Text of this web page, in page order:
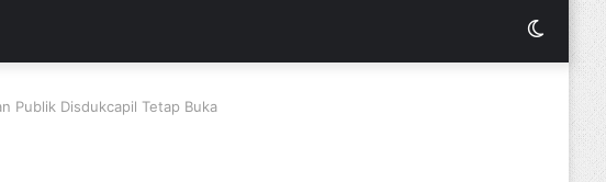
Switch
skin
Publik Disdukcapil Tetap Buka